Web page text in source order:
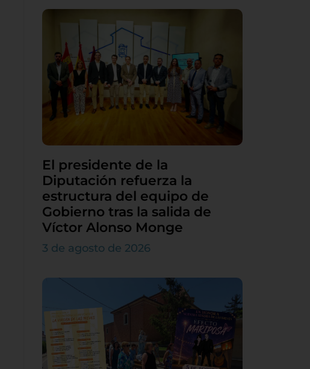
El presidente de la
Diputación refuerza la
estructura del equipo de
Gobierno tras la salida de
Víctor Alonso Monge
3 de agosto de 2026